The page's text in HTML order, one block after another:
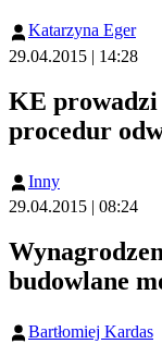
Katarzyna Eger
29.04.2015 | 14:28
KE prowadzi
procedur
Inny
29.04.2015 | 08:24
budowlane
Bartłomiej Kardas